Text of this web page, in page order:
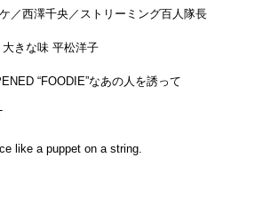
／西澤千央／ストリーミング百人隊長
きな味 平松洋子
“FOODIE”なあの人を誘って
like a puppet on a string.